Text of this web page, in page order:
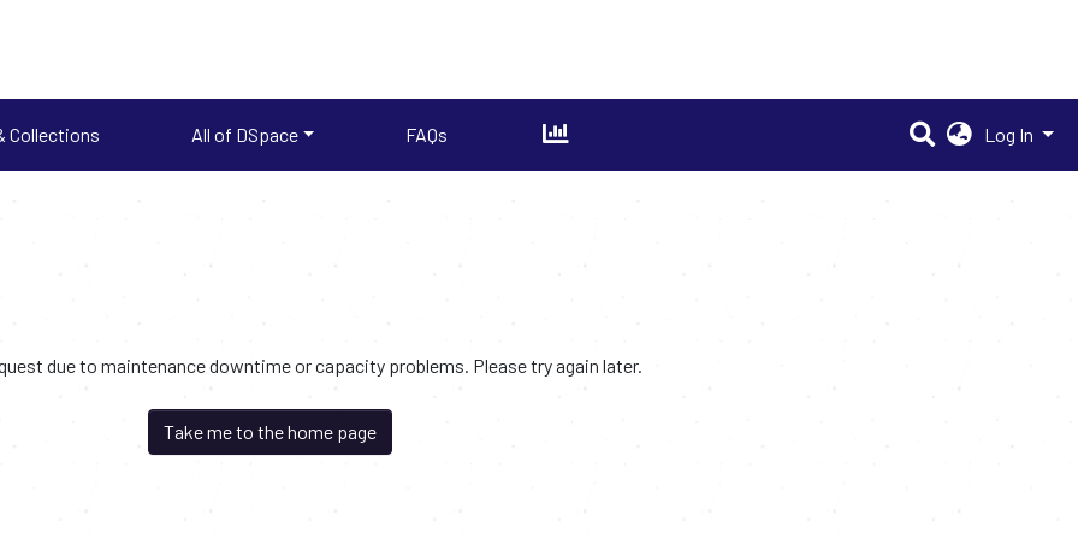
Collections All of DSpace FAQs Log In
due to maintenance downtime or capacity problems. Please try again later.
Take me to the home page